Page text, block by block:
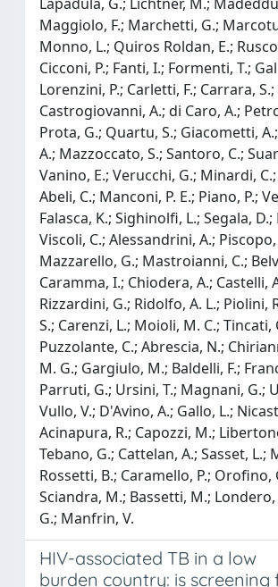
Maggiolo, F.; Marchetti, G.;
Monno, L.; Quiros Roldan, E.;
Cicconi, P.; Fanti, I.; Formenti, T.;
Lorenzini, P.; Carletti, F.; Carrara, S.;
Castrogiovanni, A.; di Caro, A.;
Prota, G.; Quartu, S.; Giacometti,
A.; Mazzoccato, S.; Santoro, C.;
Vanino, E.; Verucchi, G.; Minardi,
Abeli, C.; Manconi, P. E.; Piano, P.;
Falasca, K.; Sighinolfi, L.; Segala,
Viscoli, C.; Alessandrini, A.; Piscopo,
Mazzarello, G.; Mastroianni, C.;
Caramma, I.; Chiodera, A.; Castelli,
Rizzardini, G.; Ridolfo, A. L.; Piolini,
S.; Carenzi, L.; Moioli, M. C.; Tincati,
Puzzolante, C.; Abrescia, N.;
M. G.; Gargiulo, M.; Baldelli, F.;
Parruti, G.; Ursini, T.; Magnani, G.;
Vullo, V.; D'Avino, A.; Gallo, L.;
Acinapura, R.; Capozzi, M.;
Tebano, G.; Cattelan, A.; Sasset, L.;
Rossetti, B.; Caramello, P.; Orofino,
Sciandra, M.; Bassetti, M.; Londero,
G.; Manfrin, V.
HIV-associated TB in a low
burden country: is screening